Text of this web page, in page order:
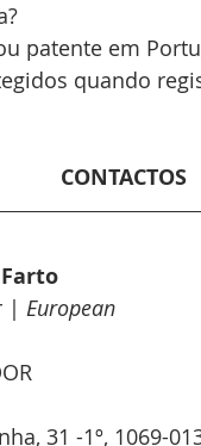
patente em
quando
CONTACTOS
| European
31 -1º, 1069-